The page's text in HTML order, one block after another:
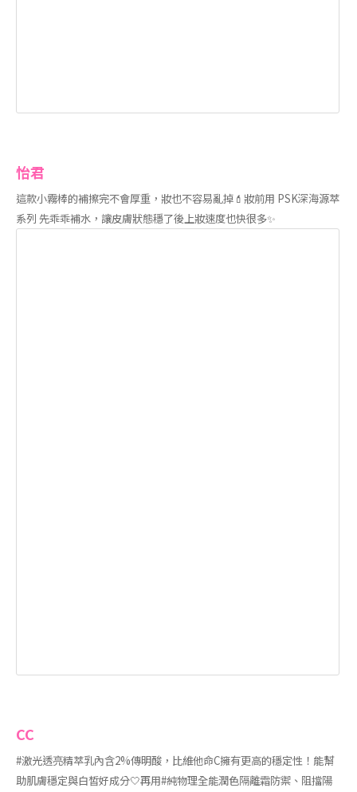
怡君
這款小霧棒的補擦完不會厚重，妝也不容易亂掉💄妝前用 PSK深海源萃
系列 先乖乖補水，讓皮膚狀態穩了後上妝速度也快很多✨
CC
#激光透亮精萃乳內含2%傳明酸，比維他命C擁有更高的穩定性！能幫
助肌膚穩定與白皙好成分🤍再用#純物理全能潤色隔離霜防禦、阻擋陽